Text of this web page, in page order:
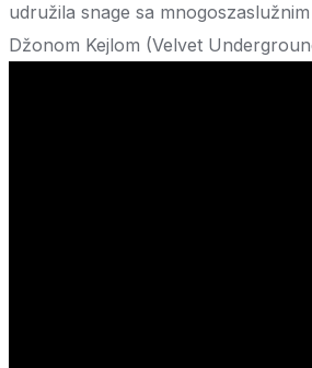
udružila snage sa
Džonom Kejlom (Velvet